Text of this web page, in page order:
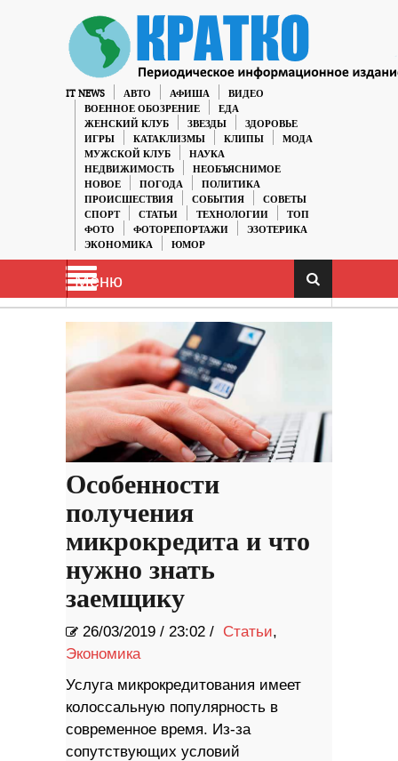
IT NEWS АВТО АФИША
ВИДЕО
ВОЕННОЕ ОБОЗРЕНИЕ
ЕДА
ЖЕНСКИЙ КЛУБ
ЗВЕЗДЫ
ЗДОРОВЬЕ
ИГРЫ
КАТАКЛИЗМЫ КЛИПЫ
МОДА
МУЖСКОЙ КЛУБ
НАУКА
НЕДВИЖИМОСТЬ
НЕОБЪЯСНИМОЕ
НОВОЕ
ПОГОДА
ПОЛИТИКА
ПРОИСШЕСТВИЯ
СОБЫТИЯ
СОВЕТЫ
СПОРТ
СТАТЬИ ТЕХНОЛОГИИ
ТОП
ФОТО
ФОТОРЕПОРТАЖИ
ЭЗОТЕРИКА
ЭКОНОМИКА
ЮМОР
Меню
Особенности
получения
микрокредита и что
нужно знать
заемщику
26/03/2019 / 23:02 / Статьи,
Экономика
Услуга микрокредитования имеет
колоссальную популярность в
современное время. Из-за
сопутствующих условий